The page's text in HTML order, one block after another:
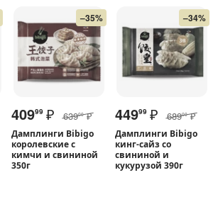
–35%
40999 ₽ 63900 ₽
Дамплинги Bibigo
королевские с
кимчи и свининой
350г
–34%
44999 ₽ 68900 ₽
Дамплинги Bibigo
кинг-сайз со
свининой и
кукурузой 390г